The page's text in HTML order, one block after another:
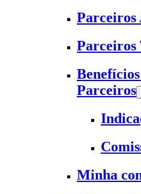
Parceiros
Parceiros
Parceiros
Minha